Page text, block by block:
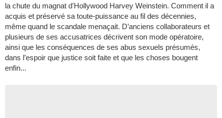
la chute du magnat d'Hollywood Harvey Weinstein. Comment il a
acquis et préservé sa toute-puissance au fil des décennies,
même quand le scandale menaçait. D’anciens collaborateurs et
plusieurs de ses accusatrices décrivent son mode opératoire,
ainsi que les conséquences de ses abus sexuels présumés,
dans l’espoir que justice soit faite et que les choses bougent
enfin...